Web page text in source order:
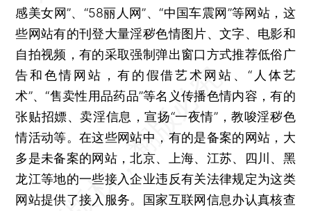
感美女网”、“58丽人网”、“中国车震网”等网站，这
些网站有的刊登大量淫秽色情图片、文字、电影和
自拍视频，有的采取强制弹出窗口方式推荐低俗广
告和色情网站，有的假借艺术网站、“人体艺
术”、“售卖性用品药品”等名义传播色情内容，有的
张贴招嫖、卖淫信息，宣扬“一夜情”，教唆淫秽色
情活动等。在这些网站中，有的是备案的网站，大
多是未备案的网站，北京、上海、江苏、四川、黑
龙江等地的一些接入企业违反有关法律规定为这类
网站提供了接入服务。国家互联网信息办认真核查